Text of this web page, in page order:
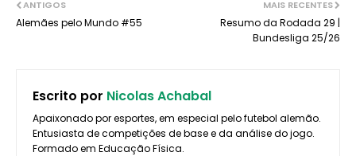
MAIS RECENTES
Resumo da Rodada 29 |
Bundesliga 25/26
ANTIGOS
Alemães pelo Mundo #55
Escrito por Nicolas Achabal
Apaixonado por esportes, em especial pelo futebol alemão.
Entusiasta de competições de base e da análise do jogo.
Formado em Educação Física.